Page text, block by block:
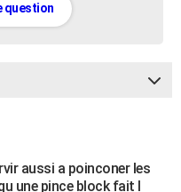
question
aussi a poinconer les
une pince block fait l